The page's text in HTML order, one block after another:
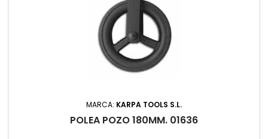
MARCA: KARPA TOOLS S.L.
POLEA POZO 180MM. 01636